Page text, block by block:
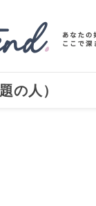
の人）